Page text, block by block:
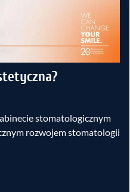
stomatologicznym
rozwojem stomatologii